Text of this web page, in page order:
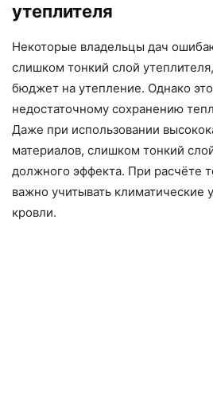
утеплителя
Некоторые владельцы дач
слишком тонкий слой
бюджет на утепление. Однако
недостаточному сохранению
Даже при использовании
материалов, слишком тонкий
должного эффекта. При расчёте
важно учитывать климатические
кровли.